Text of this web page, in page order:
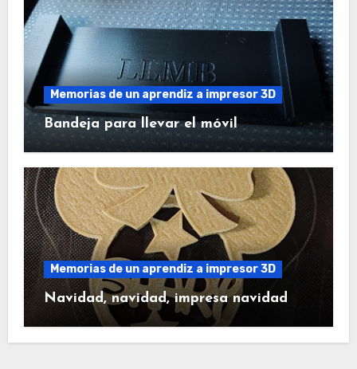
Memorias de un aprendiz a impresor 3D
Bandeja para llevar el móvil
Memorias de un aprendiz a impresor 3D
Navidad, navidad, impresa navidad